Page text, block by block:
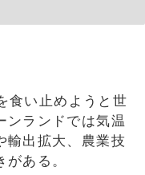
食い止めようと世
ンランドでは気温
輸出拡大、農業技
ある。